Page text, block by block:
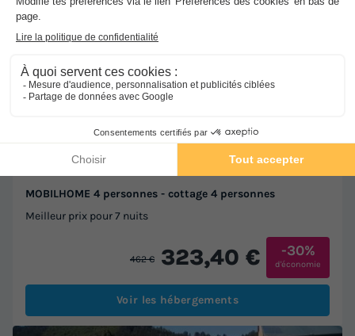
Camping du Lac ★★★★
Foix]0, 1[ (23,9 m de Leran) | [1, Inf[ (23,9 km de Leran)
Avis clients
8.2/10
Location de vélos
MOBILHOME 4 personnes - cottage 4 personnes
Meilleur prix pour 7 nuits
462 € 323,40 € -30%
d'économie
Voir les hébergements